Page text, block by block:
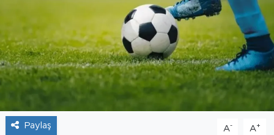
Paylaş A- A+
Foto Şaka
Teknoloji
Politika